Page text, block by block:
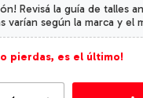
pierdas, es el último!